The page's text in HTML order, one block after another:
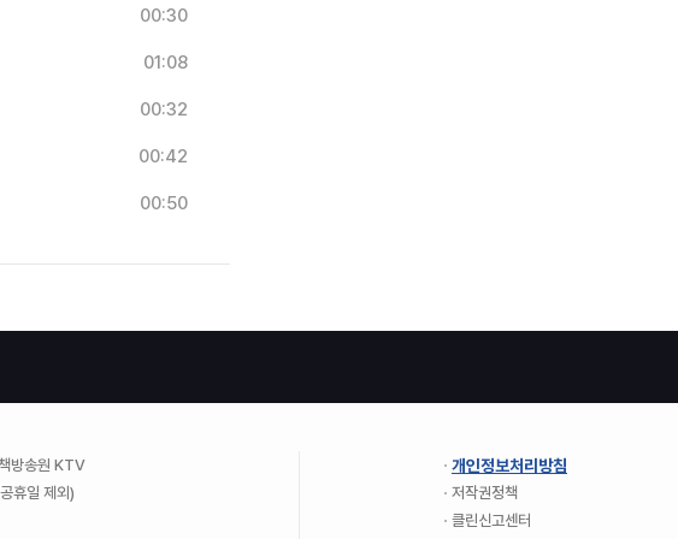
00:30
01:08
00:32
00:42
00:50
방송원 KTV
일 제외)
개인정보처리방침
저작권정책
클린신고센터